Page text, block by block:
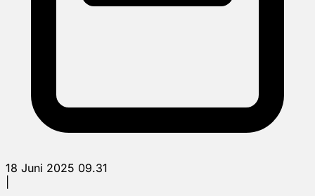
18 Juni 2025 09.31